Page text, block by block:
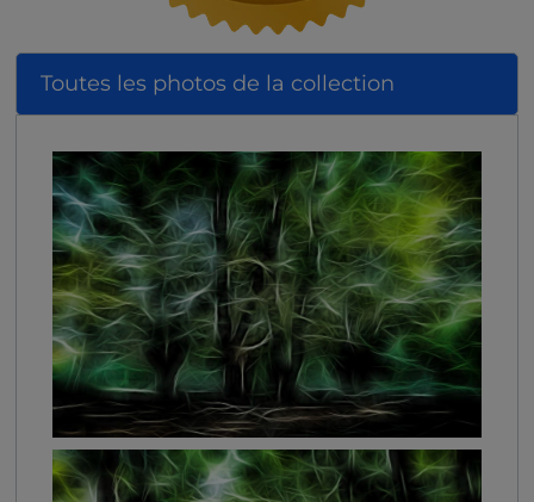
Toutes les photos de la collection